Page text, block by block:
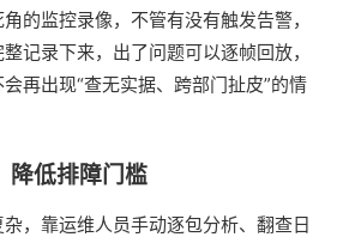
的监控录像，不管有没有触发告警，
记录下来，出了问题可以逐帧回放，
再出现“查无实据、跨部门扯皮”的情
降低排障门槛
，靠运维人员手动逐包分析、翻查日